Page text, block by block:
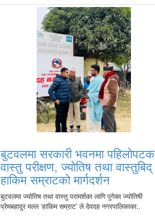
बुटवलमा सरकारी भवनमा पहिलोपटक
वास्तु परीक्षण, ज्योतिष तथा वास्तुबिद्
हाकिम सम्राटको मार्गदर्शन
बुटवलमा ज्योतिष तथा वास्तु परामर्शका लागि पुगेका ज्योतिषी
प्रेमबहादुर मल्ल ‘हाकिम सम्राट’ ले देवदह नगरपालिकाका..